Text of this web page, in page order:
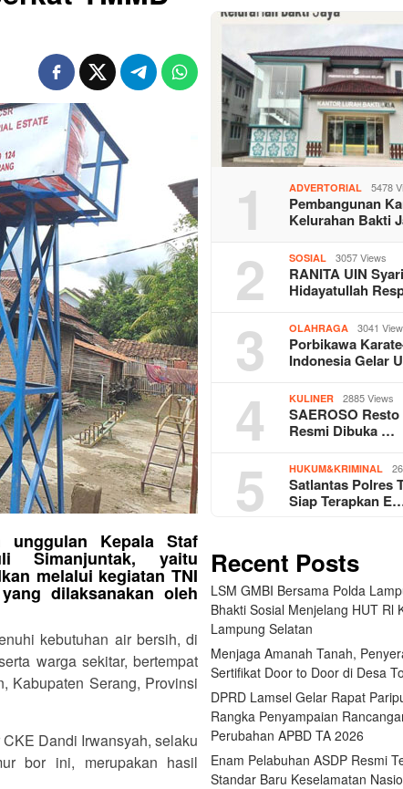
unggulan Kepala Staf
Simanjuntak, yaitu
melalui kegiatan TNI
dilaksanakan oleh
kebutuhan air bersih, di
warga sekitar, bertempat
Kabupaten Serang, Provinsi
Dandi Irwansyah, selaku
bor ini, merupakan hasil
1 ADVERTORIAL 5478
Pembangunan
Kelurahan Bakti
2 SOSIAL 3057 Views
RANITA UIN
Hidayatullah
3 OLAHRAGA 3041
Porbikawa
Indonesia Gelar
4 KULINER 2885 Views
SAEROSO
Resmi Dibuka …
5 HUKUM&KRIMINAL
Satlantas Polres
Siap Terapkan
Recent Posts
LSM GMBI Bersama Polda
Bhakti Sosial Menjelang HUT Rl
Lampung Selatan
Menjaga Amanah Tanah,
Sertifikat Door to Door di Desa
DPRD Lamsel Gelar Rapat
Rangka Penyampaian
Perubahan APBD TA 2026
Enam Pelabuhan ASDP Resmi
Standar Baru Keselamatan